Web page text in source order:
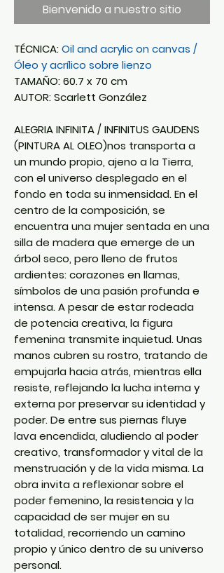
Bienvenido a nuestro sitio
TÉCNICA:Oil and acrylic on canvas /
Óleo y acrílico sobre lienzo
TAMAÑO: 60.7 x 70 cm
AUTOR: Scarlett González
ALEGRIA INFINITA / INFINITUS GAUDENS
(PINTURA AL OLEO)nos transporta a
un mundo propio, ajeno a la Tierra,
con el universo desplegado en el
fondo en toda su inmensidad. En el
centro de la composición, se
encuentra una mujer sentada en una
silla de madera que emerge de un
árbol seco, pero lleno de frutos
ardientes: corazones en llamas,
símbolos de una pasión profunda e
intensa. A pesar de estar rodeada
de potencia creativa, la figura
femenina transmite inquietud. Unas
manos cubren su rostro, tratando de
empujarla hacia atrás, mientras ella
resiste, reflejando la lucha interna y
externa por preservar su identidad y
poder. De entre sus piernas fluye
lava encendida, aludiendo al poder
creativo, transformador y vital de la
menstruación y de la vida misma. La
obra invita a reflexionar sobre el
poder femenino, la resistencia y la
capacidad de ser mujer en su
totalidad, recorriendo un camino
propio y único dentro de su universo
personal.